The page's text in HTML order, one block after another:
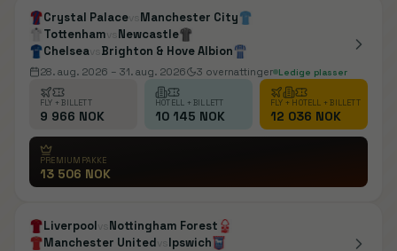
Crystal Palacevs Manchester City
Tottenham vs Newcastle
Chelseavs Brighton & Hove Albion
28. aug. 2026 – 31. aug. 2026 3 overnattinger Ledige plasser
FLY + BILLETT
9 966 NOK
HOTELL + BILLETT
10 145 NOK
FLY + HOTELL + BILLETT
12 036 NOK
PREMIUMPAKKE
13 506 NOK
Liverpool vs Nottingham Forest
Manchester United vs Ipswich